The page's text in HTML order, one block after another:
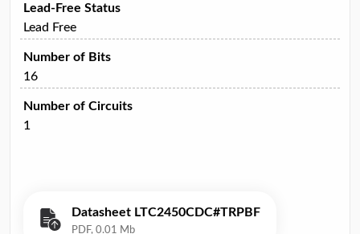
Lead-Free Status
Lead Free
Number of Bits
16
Number of Circuits
1
Datasheet LTC2450CDC#TRPBF